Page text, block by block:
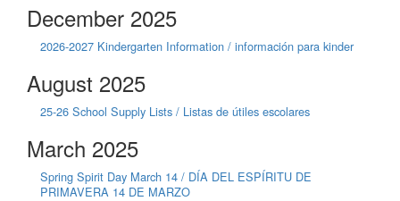
December 2025
2026-2027 Kindergarten Information / información para kinder
August 2025
25-26 School Supply Lists / Listas de útiles escolares
March 2025
Spring Spirit Day March 14 / DÍA DEL ESPÍRITU DE
PRIMAVERA 14 DE MARZO